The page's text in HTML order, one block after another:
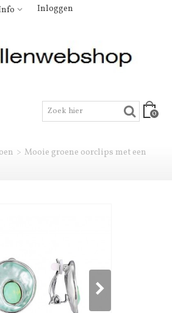
Inloggen
0
> Mooie groene oorclips met een